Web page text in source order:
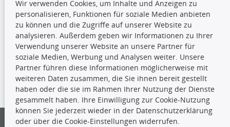
TecDoc Inside
Die hier angezeigten Daten insbesondere die gesamte Datenbank dürfen
nicht kopiert werden.
Es ist zu unterlassen, die Daten oder die gesamte Datenbank ohne
vorherige Zustimmung von TecDoc zu vervielfältigen, zu verbreiten
und/oder diese Handlungen durch Dritte ausführen zu lassen. Ein
Wir verwenden Cookies, um Inhalte und Anzeigen zu
personalisieren, Funktionen für soziale Medien anbieten
zu können und die Zugriffe auf unserer Website zu
analysieren. Außerdem geben wir Informationen zu Ihrer
Verwendung unserer Website an unsere Partner für
soziale Medien, Werbung und Analysen weiter. Unsere
Partner führen diese Informationen möglicherweise mit
weiteren Daten zusammen, die Sie ihnen bereit gestellt
haben oder die sie im Rahmen Ihrer Nutzung der Dienste
gesammelt haben. Ihre Einwilligung zur Cookie-Nutzung
können Sie jederzeit wieder in der Datenschutzerklärung
oder über die Cookie-Einstellungen widerrufen.